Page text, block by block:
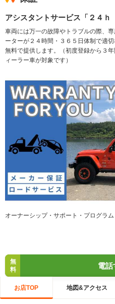
アシスタントサービス「２４
車両には万一の故障やトラブルの際、
ーターが２４時間・３６５日体制で適
無料で提供します。（初度登録から３
ィーラー車が対象です）
オーナーシップ・サポート・プログラム
無
料
電話
お店TOP 地図&アクセス